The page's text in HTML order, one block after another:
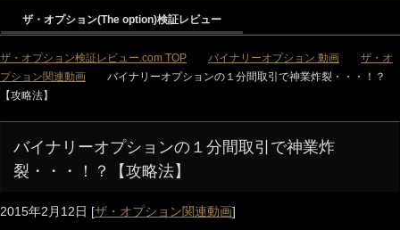
ザ・オプション(The option)検証レビュー
ザ・オプション検証レビュー.com TOP バイナリーオプション 動画
ザ・オ
プション関連動画
バイナリーオプションの１分間取引で神業炸裂・・・！？
【攻略法】
バイナリーオプションの１分間取引で神業炸
裂・・・！？【攻略法】
2015年2月12日 [ザ・オプション関連動画]